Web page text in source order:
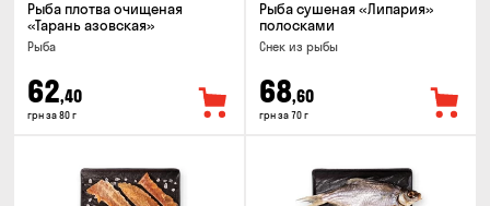
Рыба плотва очищеная
«Тарань азовская»
Рыба
62,40
грн за 80 г
Рыба сушеная «Липария»
полосками
Снек из рыбы
68,60
грн за 70 г